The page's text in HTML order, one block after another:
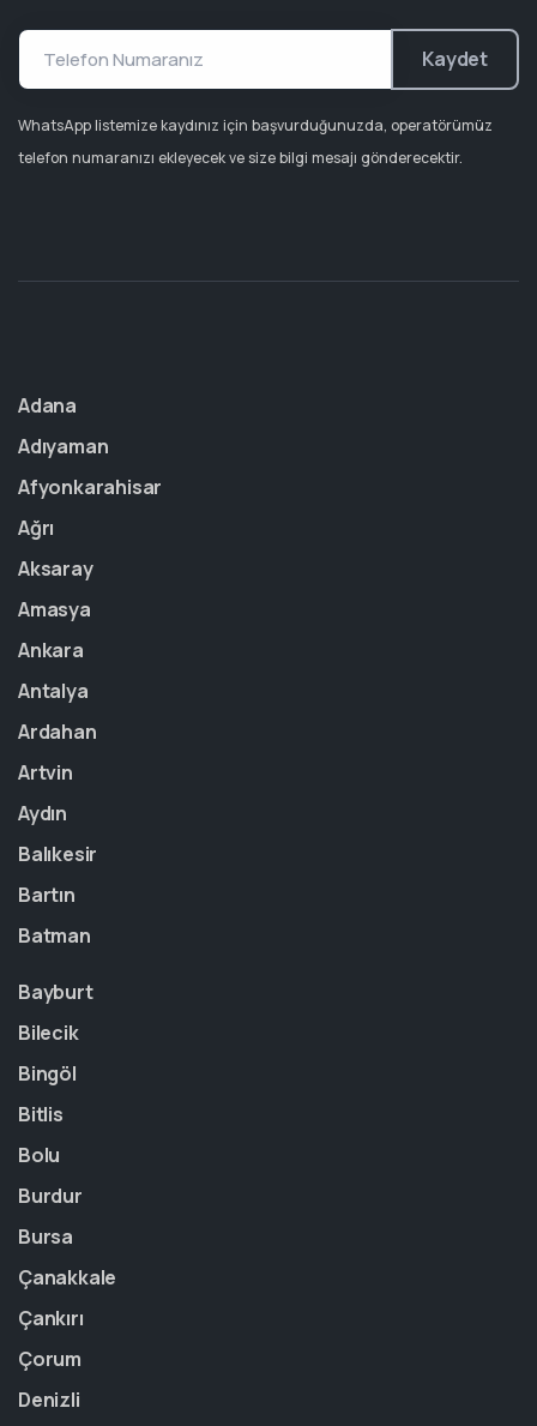
Kaydet
WhatsApp listemize kaydınız için başvurduğunuzda, operatörümüz
telefon numaranızı ekleyecek ve size bilgi mesajı gönderecektir.
Adana
Adıyaman
Afyonkarahisar
Ağrı
Aksaray
Amasya
Ankara
Antalya
Ardahan
Artvin
Aydın
Balıkesir
Bartın
Batman
Bayburt
Bilecik
Bingöl
Bitlis
Bolu
Burdur
Bursa
Çanakkale
Çankırı
Çorum
Denizli